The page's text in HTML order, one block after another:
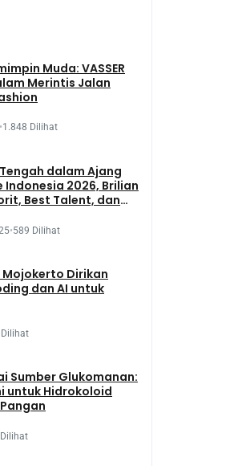
Muda: VASSER
Merintis Jalan
•1.848 Dilihat
dalam Ajang
Indonesia 2026, Brilian
Best Talent, dan
•589 Dilihat
Mojokerto Dirikan
dan AI untuk
Sumber Glukomanan:
untuk Hidrokoloid